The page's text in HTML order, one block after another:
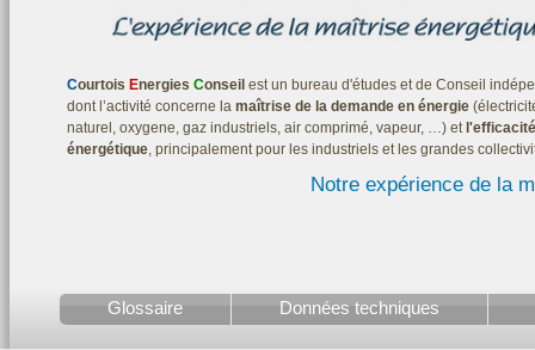
Courtois Energies Conseil est un bureau d'études et de Conseil
dont l’activité concerne la maîtrise de la demande en énergie
naturel, oxygene, gaz industriels, air comprimé, vapeur, …) etl'efficacité
énergétique, principalement pour les industriels et les grandes
Notre expérience de la
Glossaire Données techniques